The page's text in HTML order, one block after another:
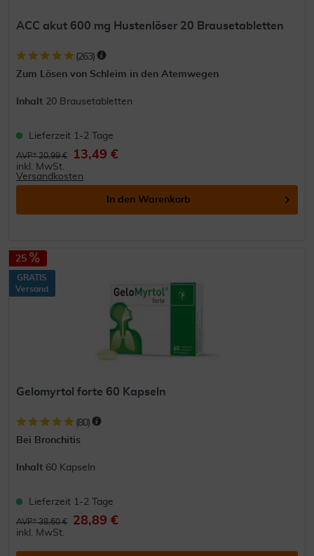
ACC akut 600 mg Hustenlöser 20 Brausetabletten
(263)
Zum Lösen von Schleim in den Atemwegen
Inhalt 20 Brausetabletten
Lieferzeit 1-2 Tage
AVP* 20,99 € 13,49 €
inkl. MwSt.
Versandkosten
In den Warenkorb
25
GRATIS
Versand
Gelomyrtol forte 60 Kapseln
(80)
Bei Bronchitis
Inhalt 60 Kapseln
Lieferzeit 1-2 Tage
AVP* 38,60 € 28,89 €
inkl. MwSt.